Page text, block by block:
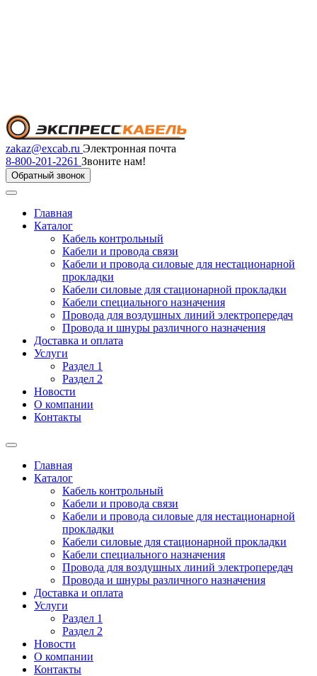
zakaz@excab.ru Электронная почта
8-800-201-2261 Звоните нам!
Обратный звонок
Главная
Каталог
Кабель контрольный
Кабели и провода связи
Кабели и провода силовые для нестационарной
прокладки
Кабели силовые для стационарной прокладки
Кабели специального назначения
Провода для воздушных линий электропередач
Провода и шнуры различного назначения
Доставка и оплата
Услуги
Раздел 1
Раздел 2
Новости
О компании
Контакты
Главная
Каталог
Кабель контрольный
Кабели и провода связи
Кабели и провода силовые для нестационарной
прокладки
Кабели силовые для стационарной прокладки
Кабели специального назначения
Провода для воздушных линий электропередач
Провода и шнуры различного назначения
Доставка и оплата
Услуги
Раздел 1
Раздел 2
Новости
О компании
Контакты